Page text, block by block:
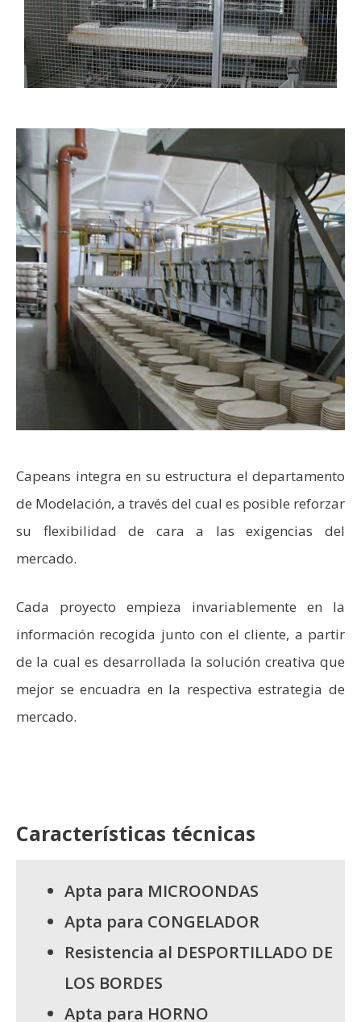
Capeans integra en su estructura el departamento
de Modelación, a través del cual es posible reforzar
su flexibilidad de cara a las exigencias del
mercado.
Cada proyecto empieza invariablemente en la
información recogida junto con el cliente, a partir
de la cual es desarrollada la solución creativa que
mejor se encuadra en la respectiva estrategia de
mercado.
Características técnicas
Apta para MICROONDAS
Apta para CONGELADOR
Resistencia al DESPORTILLADO DE
LOS BORDES
Apta para HORNO